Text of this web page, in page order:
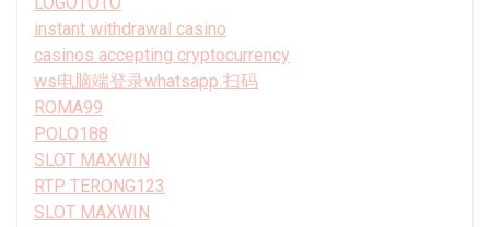
instant withdrawal casino
casinos accepting cryptocurrency
ws电脑端登录whatsapp 扫码
ROMA99
POLO188
SLOT MAXWIN
RTP TERONG123
SLOT MAXWIN